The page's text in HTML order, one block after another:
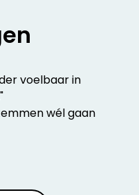
voelbaar in
wél gaan